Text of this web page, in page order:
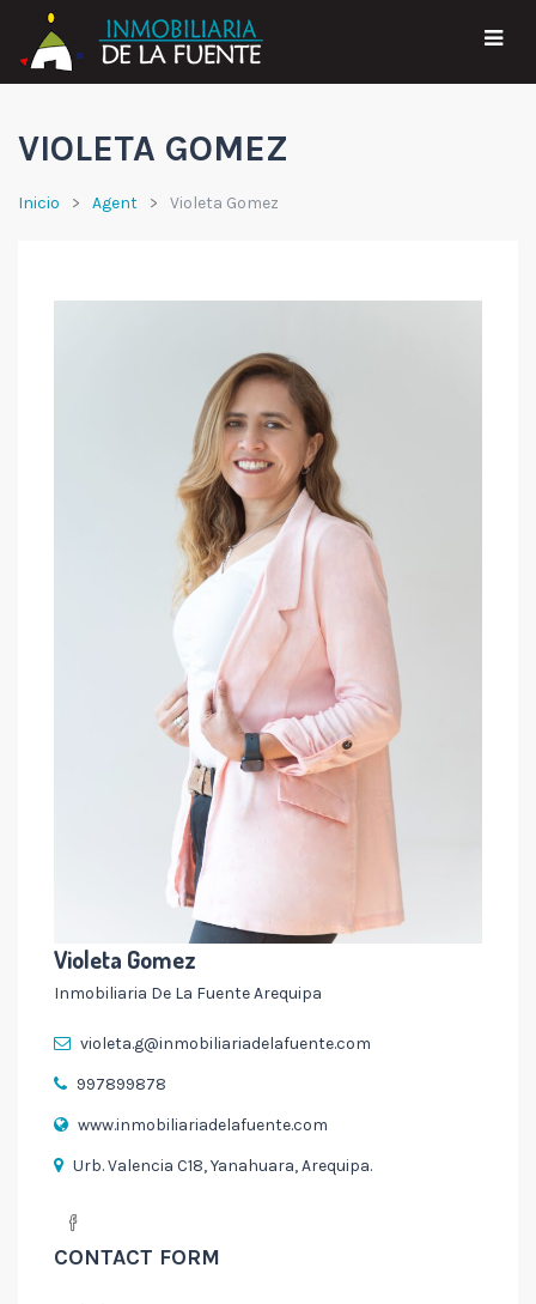
VIOLETA GOMEZ
Inicio Agent Violeta Gomez
Violeta Gomez
Inmobiliaria De La Fuente Arequipa
violeta.g@inmobiliariadelafuente.com
997899878
www.inmobiliariadelafuente.com
Urb. Valencia C18, Yanahuara, Arequipa.
CONTACT FORM